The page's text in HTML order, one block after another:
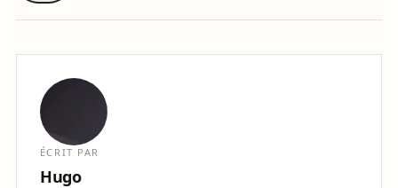
ÉCRIT PAR
Hugo